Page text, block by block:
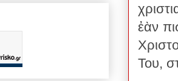
ἐὰν
Του,